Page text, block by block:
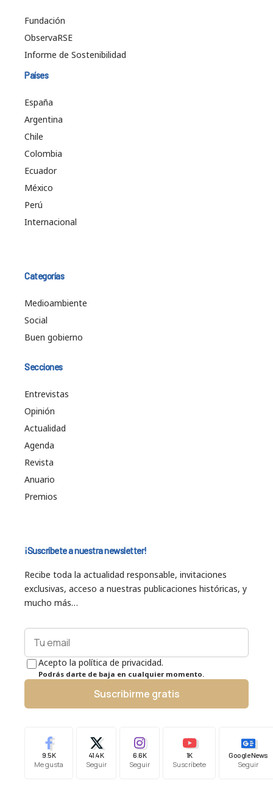
Fundación
ObservaRSE
Informe de Sostenibilidad
Países
España
Argentina
Chile
Colombia
Ecuador
México
Perú
Internacional
Categorías
Medioambiente
Social
Buen gobierno
Secciones
Entrevistas
Opinión
Actualidad
Agenda
Revista
Anuario
Premios
¡Suscríbete a nuestra newsletter!
Recibe toda la actualidad responsable, invitaciones
exclusivas, acceso a nuestras publicaciones históricas, y
mucho más…
Acepto la política de privacidad.
Podrás darte de baja en cualquier momento.
Suscribirme gratis
9.5K
Me gusta
41.4K
Seguir
6.6K
Seguir
1K
Suscríbete
Google News
Seguir